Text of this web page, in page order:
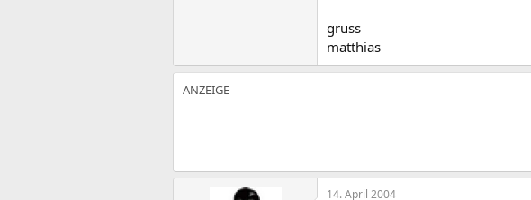
gruss
matthias
14. April 2004